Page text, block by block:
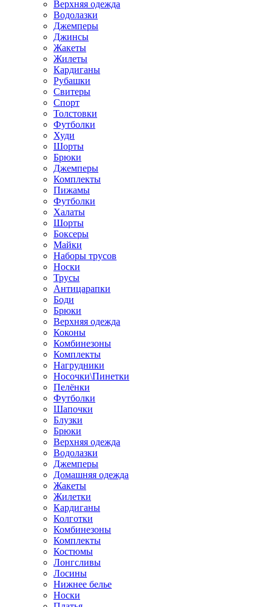
Верхняя одежда
Водолазки
Джемперы
Джинсы
Жакеты
Жилеты
Кардиганы
Рубашки
Свитеры
Спорт
Толстовки
Футболки
Худи
Шорты
Брюки
Джемперы
Комплекты
Пижамы
Футболки
Халаты
Шорты
Боксеры
Майки
Наборы трусов
Носки
Трусы
Антицарапки
Боди
Брюки
Верхняя одежда
Коконы
Комбинезоны
Комплекты
Нагрудники
Носочки\Пинетки
Пелёнки
Футболки
Шапочки
Блузки
Брюки
Верхняя одежда
Водолазки
Джемперы
Домашняя одежда
Жакеты
Жилетки
Кардиганы
Колготки
Комбинезоны
Комплекты
Костюмы
Лонгсливы
Лосины
Нижнее белье
Носки